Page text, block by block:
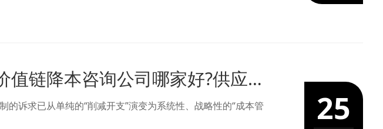
全面成本管理咨询,全价值链降本咨询公司哪家好?供应链管理咨询哪家好?科理咨询（深圳）股份有限公司-AI应用落地培训咨询公司
的诉求已从单纯的“削减开支”演变为系统性、战略性的“成本管
25